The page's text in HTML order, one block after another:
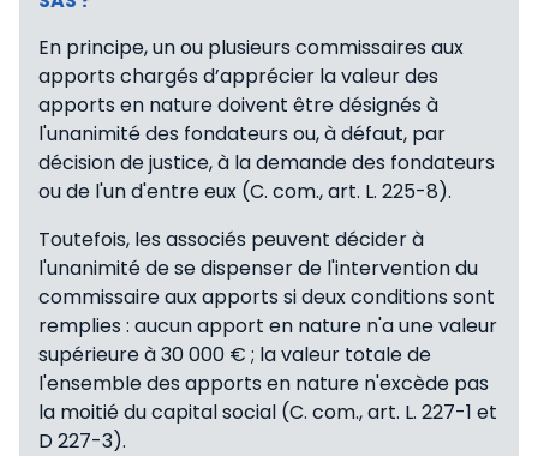
En principe, un ou plusieurs commissaires aux
apports chargés d’apprécier la valeur des
apports en nature doivent être désignés à
l'unanimité des fondateurs ou, à défaut, par
décision de justice, à la demande des fondateurs
ou de l'un d'entre eux (C. com., art. L. 225-8).
Toutefois, les associés peuvent décider à
l'unanimité de se dispenser de l'intervention du
commissaire aux apports si deux conditions sont
remplies : aucun apport en nature n'a une valeur
supérieure à 30 000 € ; la valeur totale de
l'ensemble des apports en nature n'excède pas
la moitié du capital social (C. com., art. L. 227-1 et
D 227-3).